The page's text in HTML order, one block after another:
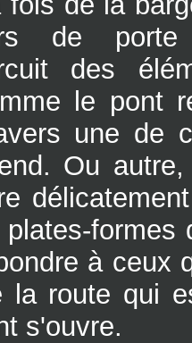
de
des
le pont
une de
Ou
formes
à ceux
la route qui
s'ouvre.